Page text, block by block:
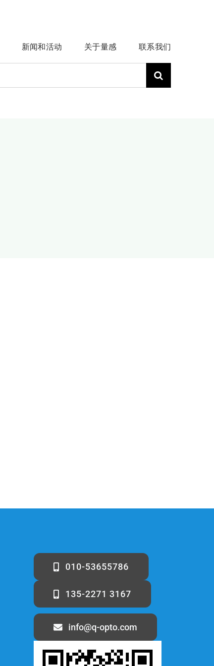
新闻和活动 关于量感 联系我们
010-53655786
135-2271 3167
info@q-opto.com